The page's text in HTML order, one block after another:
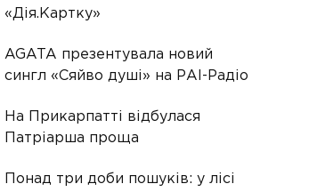
«Дія.Картку»
AGATA презентувала новий
сингл «Сяйво душі» на РАІ-Радіо
На Прикарпатті відбулася
Патріарша проща
Понад три доби пошуків: у лісі